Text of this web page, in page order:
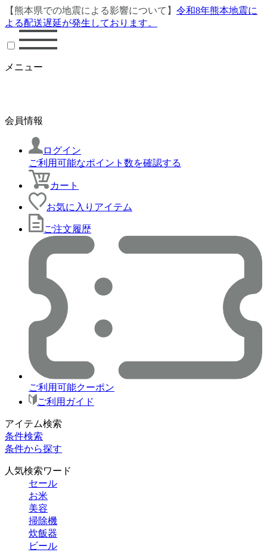
【熊本県での地震による影響について】 令和8年熊本地震に
よる配送遅延が発生しております。
メニュー
会員情報
ログイン
ご利用可能なポイント数を確認する
カート
お気に入りアイテム
ご注文履歴
ご利用可能クーポン
ご利用ガイド
アイテム検索
条件検索
条件から探す
人気検索ワード
セール
お米
美容
掃除機
炊飯器
ビール